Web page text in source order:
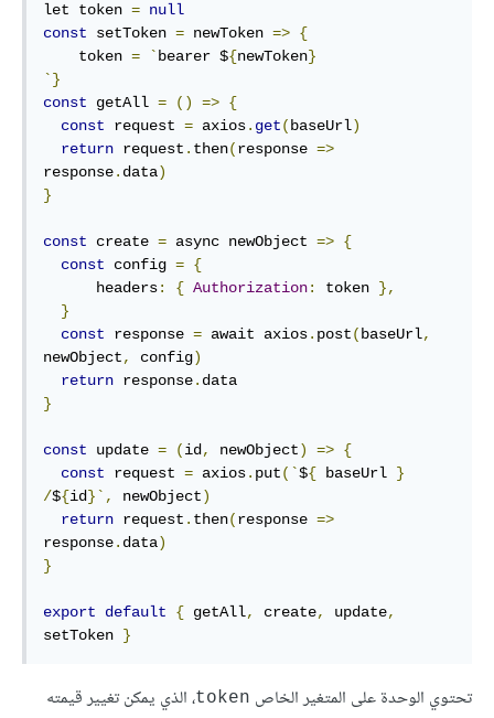
let token = null
const setToken = newToken => {
    token
= ` bearer ${newToken}
`}
const getAll = () => {
const request = axios. get( baseUrl)
return request . then(response =>
response. data)
}
const create = async newObject => {
const config = {
      headers
: { Authorization: token },
}
const response = await axios. post( baseUrl,
newObject, config)
return response.
}
const update = (id , newObject) => {
const request = axios. put(`${ baseUrl }
/${id}`, newObject)
return request . then(response =>
response. data)
}
export default { getAll, create, update,
setToken }
تحتوي الوحدة على المتغير الخاص token، الذي يمكن تغيير قيمته